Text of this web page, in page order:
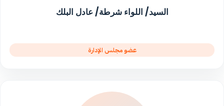
السيد/ اللواء شرطة/ عادل البلك
عضو مجلس الإدارة